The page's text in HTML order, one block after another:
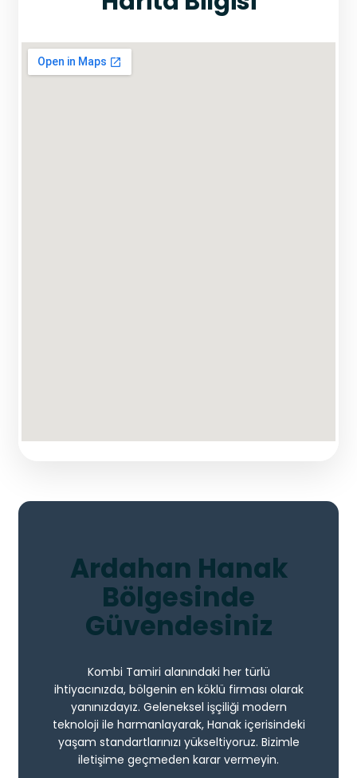
Ardahan Hanak
Bölgesinde
Güvendesiniz
Kombi Tamiri alanındaki her türlü
ihtiyacınızda, bölgenin en köklü firması olarak
yanınızdayız. Geleneksel işçiliği modern
teknoloji ile harmanlayarak, Hanak içerisindeki
yaşam standartlarınızı yükseltiyoruz. Bizimle
iletişime geçmeden karar vermeyin.